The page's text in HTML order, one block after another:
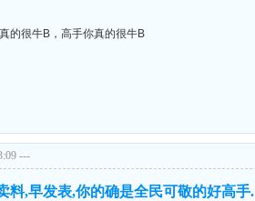
的很牛B，高手你真的很牛B
---
料,早发表,你的确是全民可敬的好高手.